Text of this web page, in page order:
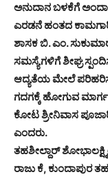
ಅನುದಾನ ಬಳಕೆಗೆ
ಎರಡನೆ ಹಂತದ
ಶಾಸಕ ಬಿ. ಎಂ.
ಸಮಸ್ಯೆಗಳಿಗೆ ಶೀಘ್ರ
ಆದ್ಯತೆಯ ಮೇಲೆ
ಗದಗಕ್ಕೆ ಹೋಗುವ
ಕೋಟ ಶ್ರೀನಿವಾಸ
ಎಂದರು.
ತಹಶೀಲ್ದಾರ್
ರಾಜು ಕೆ, ಕುಂದಾಪುರ